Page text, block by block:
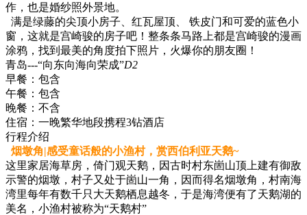
作，也是婚纱照外景地。
满是绿藤的尖顶小房子、红瓦屋顶、 铁皮门和可爱的蓝色小
窗，这就是宫崎骏的房子吧！整条条马路上都是宫崎骏的漫画
涂鸦，找到最美的角度拍下照片，火爆你的朋友圈！
青岛---“向东向海向荣成”D2
早餐： 包含
午餐： 包含
晚餐： 不含
住宿： 一晚繁华地段携程3钻酒店
行程介绍
烟墩角|感受童话般的小渔村，赏西伯利亚天鹅~
这里家居海草房，倚门观天鹅，因古时村东崮山顶上建有御敌
示警的烟墩，村子又处于崮山一角，因而得名烟墩角，村南海
湾里每年有数千只大天鹅栖息越冬，于是海湾便有了天鹅湖的
美名，小渔村被称为“天鹅村”